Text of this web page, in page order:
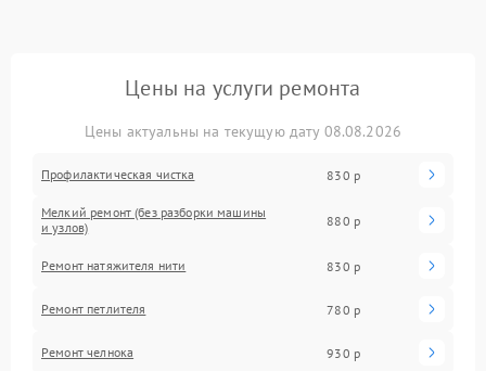
Цены на услуги ремонта
Цены актуальны на текущую дату 08.08.2026
Профилактическая чистка 830 р
Мелкий ремонт (без разборки машины
и узлов)
880 р
Ремонт натяжителя нити 830 р
Ремонт петлителя 780 р
Ремонт челнока 930 р